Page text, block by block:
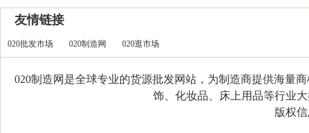
友情链接
020批发市场 020制造网 020逛市场
020制造网是全球专业的货源批发网站，为制造商提供海量
饰、化妆品、床上用品等行业
版权信